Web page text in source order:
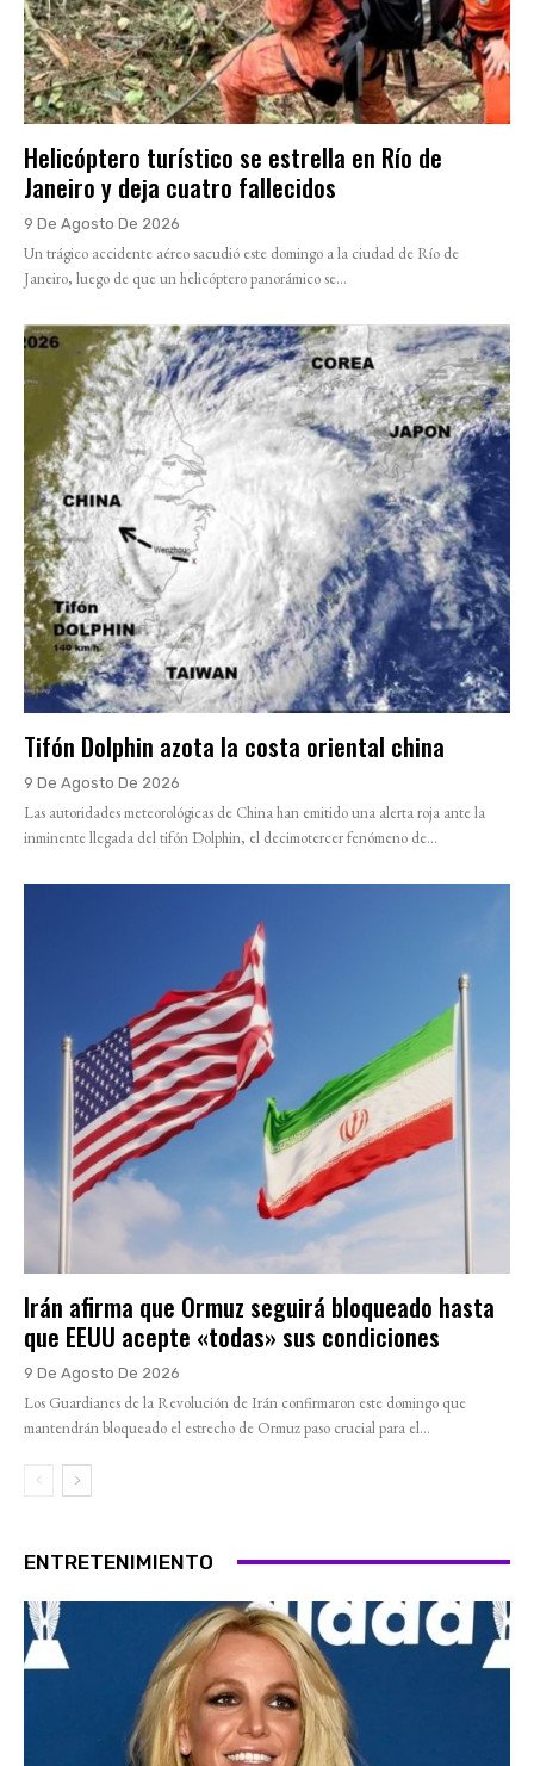
Helicóptero turístico se estrella en Río de
Janeiro y deja cuatro fallecidos
9 De Agosto De 2026
Un trágico accidente aéreo sacudió este domingo a la ciudad de Río de
Janeiro, luego de que un helicóptero panorámico se...
Tifón Dolphin azota la costa oriental china
9 De Agosto De 2026
Las autoridades meteorológicas de China han emitido una alerta roja ante la
inminente llegada del tifón Dolphin, el decimotercer fenómeno de...
Irán afirma que Ormuz seguirá bloqueado hasta
que EEUU acepte «todas» sus condiciones
9 De Agosto De 2026
Los Guardianes de la Revolución de Irán confirmaron este domingo que
mantendrán bloqueado el estrecho de Ormuz paso crucial para el...
ENTRETENIMIENTO